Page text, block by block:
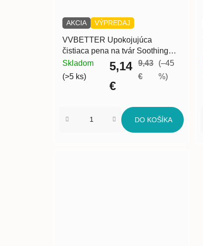
AKCIA VÝPREDAJ
VVBETTER Upokojujúca
čistiaca pena na tvár Soothing
cleansing foam 120ml
Skladom
(>5 ks)
5,14
€
9,43
€
(–45
%)
DO KOŠÍKA